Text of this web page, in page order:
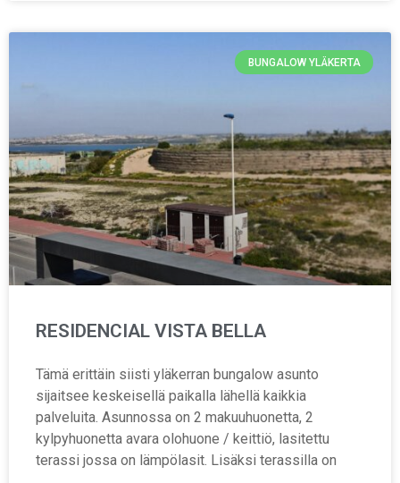
BUNGALOW YLÄKERTA
RESIDENCIAL VISTA BELLA
Tämä erittäin siisti yläkerran bungalow asunto
sijaitsee keskeisellä paikalla lähellä kaikkia
palveluita. Asunnossa on 2 makuuhuonetta, 2
kylpyhuonetta avara olohuone / keittiö, lasitettu
terassi jossa on lämpölasit. Lisäksi terassilla on